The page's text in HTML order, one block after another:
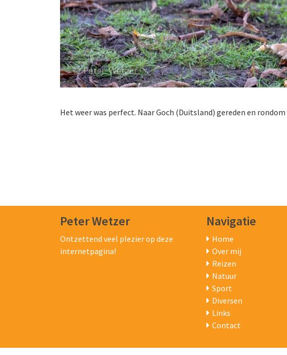
Het weer was perfect. Naar Goch (Duitsland) gereden en rondom
Peter Wetzer
Ontzettend veel plezier op deze
internetpagina!
Navigatie
Home
Over mij
Reizen
Natuur
Sport
Diversen
Links
Contact